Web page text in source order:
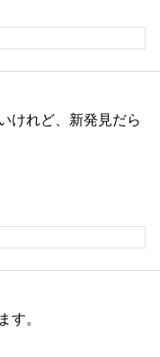
けれど、新発見だら
す。